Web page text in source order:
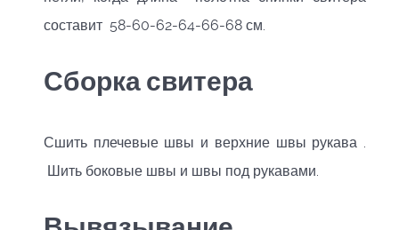
составит 58-60-62-64-66-68 см.
Сборка свитера
Сшить плечевые швы и верхние швы рукава .
Шить боковые швы и швы под рукавами.